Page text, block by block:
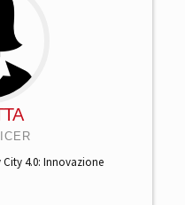
4.0: Innovazione